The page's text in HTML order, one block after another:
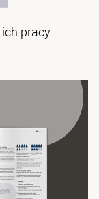
pracy